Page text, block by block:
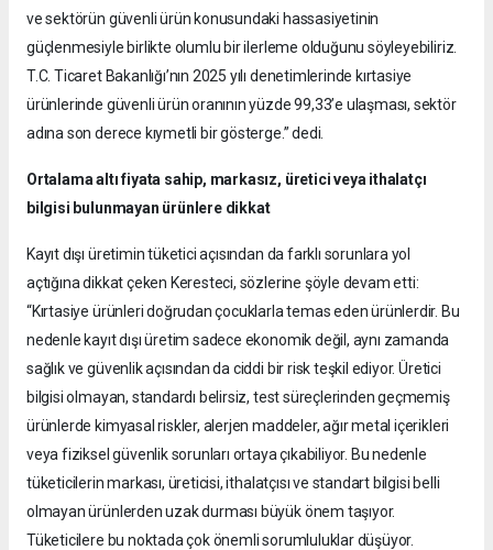
ve sektörün güvenli ürün konusundaki hassasiyetinin
güçlenmesiyle birlikte olumlu bir ilerleme olduğunu söyleyebiliriz.
T.C. Ticaret Bakanlığı’nın 2025 yılı denetimlerinde kırtasiye
ürünlerinde güvenli ürün oranının yüzde 99,33’e ulaşması, sektör
adına son derece kıymetli bir gösterge.” dedi.
Ortalama altı fiyata sahip, markasız, üretici veya ithalatçı
bilgisi bulunmayan ürünlere dikkat
Kayıt dışı üretimin tüketici açısından da farklı sorunlara yol
açtığına dikkat çeken Keresteci, sözlerine şöyle devam etti:
“Kırtasiye ürünleri doğrudan çocuklarla temas eden ürünlerdir. Bu
nedenle kayıt dışı üretim sadece ekonomik değil, aynı zamanda
sağlık ve güvenlik açısından da ciddi bir risk teşkil ediyor. Üretici
bilgisi olmayan, standardı belirsiz, test süreçlerinden geçmemiş
ürünlerde kimyasal riskler, alerjen maddeler, ağır metal içerikleri
veya fiziksel güvenlik sorunları ortaya çıkabiliyor. Bu nedenle
tüketicilerin markası, üreticisi, ithalatçısı ve standart bilgisi belli
olmayan ürünlerden uzak durması büyük önem taşıyor.
Tüketicilere bu noktada çok önemli sorumluluklar düşüyor.